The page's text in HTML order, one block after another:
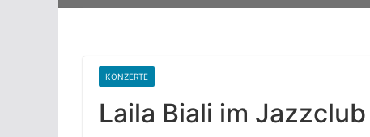
KONZERTE
Laila Biali im